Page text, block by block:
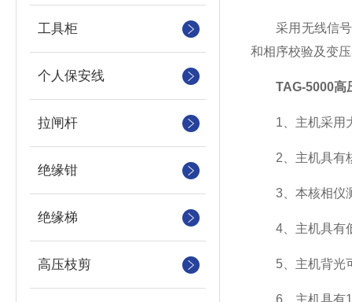
工具柜
个人保安线
拉闸杆
绝缘钳
绝缘梯
高压枝剪
采用无线信号
和相序校验及变
TAG-5000高
1、主机采用大
2、主机具有核
3、本核相仪测
4、主机具有低
5、主机背光可
6、主机具有15